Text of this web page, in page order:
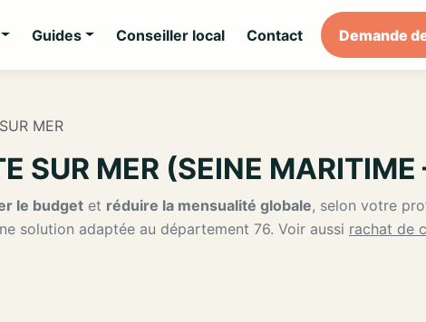
Guides Conseiller local Contact Demande
MER
SUR MER (SEINE
le budget et réduire la mensualité globale, selon votre
solution adaptée au département 76. Voir aussi rachat de